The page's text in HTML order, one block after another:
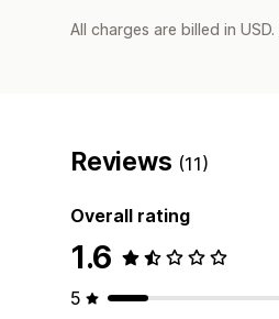
All charges are billed in USD.
Reviews (11)
Overall rating
1.6
5